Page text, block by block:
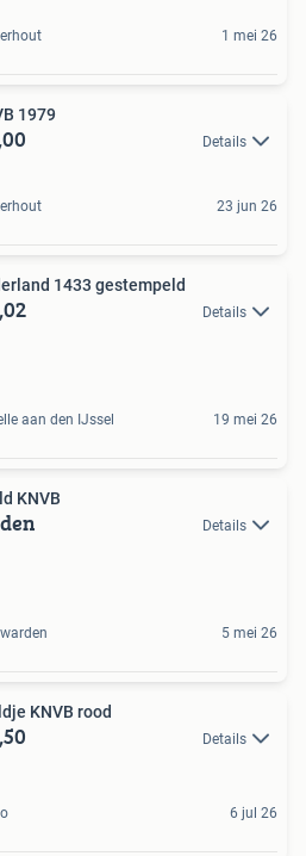
1 mei 26
1979
Details
23 jun 26
Nederland 1433 gestempeld
Details
aan den IJssel 19 mei 26
KNVB
Details
5 mei 26
KNVB rood
Details
6 jul 26